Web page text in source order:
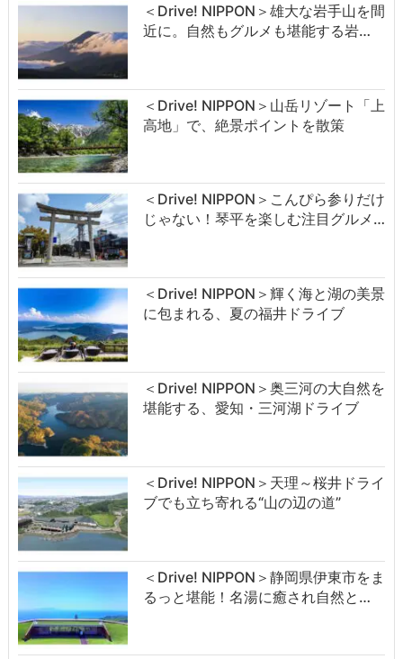
＜Drive! NIPPON＞雄大な岩手山を間
近に。自然もグルメも堪能する岩…
＜Drive! NIPPON＞山岳リゾート「上
高地」で、絶景ポイントを散策
＜Drive! NIPPON＞こんぴら参りだけ
じゃない！琴平を楽しむ注目グルメ…
＜Drive! NIPPON＞輝く海と湖の美景
に包まれる、夏の福井ドライブ
＜Drive! NIPPON＞奥三河の大自然を
堪能する、愛知・三河湖ドライブ
＜Drive! NIPPON＞天理～桜井ドライ
ブでも立ち寄れる“山の辺の道”
＜Drive! NIPPON＞静岡県伊東市をま
るっと堪能！名湯に癒され自然と…